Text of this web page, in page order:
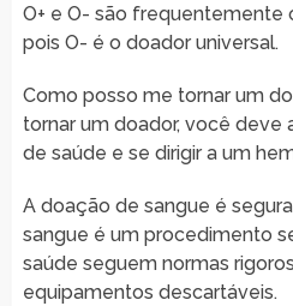
O+ e O- são frequentemente
pois O- é o doador universal.
Como posso me tornar um
tornar um doador, você deve
de saúde e se dirigir a um
A doação de sangue é
sangue é um procedimento
saúde seguem normas
equipamentos descartáveis.